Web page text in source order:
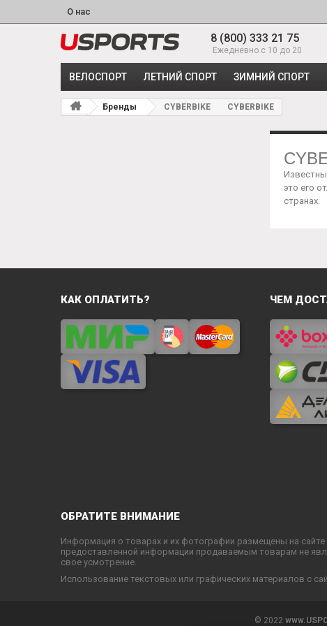
О нас
8 (800) 333 21 75
Ежедневно с 10 до 20
ВЕЛОСПОРТ ЛЕТНИЙ СПОРТ ЗИМНИЙ СПОРТ
Бренды CYBERBIKE CYBERBIKE
это его
странах.
КАК ОПЛАТИТЬ? ЧЕМ
ОБРАТИТЕ ВНИМАНИЕ
Информация о товарах и их фотографии размещены на
предоставленной информации продаваемым товарам не
свое усмотрение.
Использование текстовых или графических материалов с
© 2022